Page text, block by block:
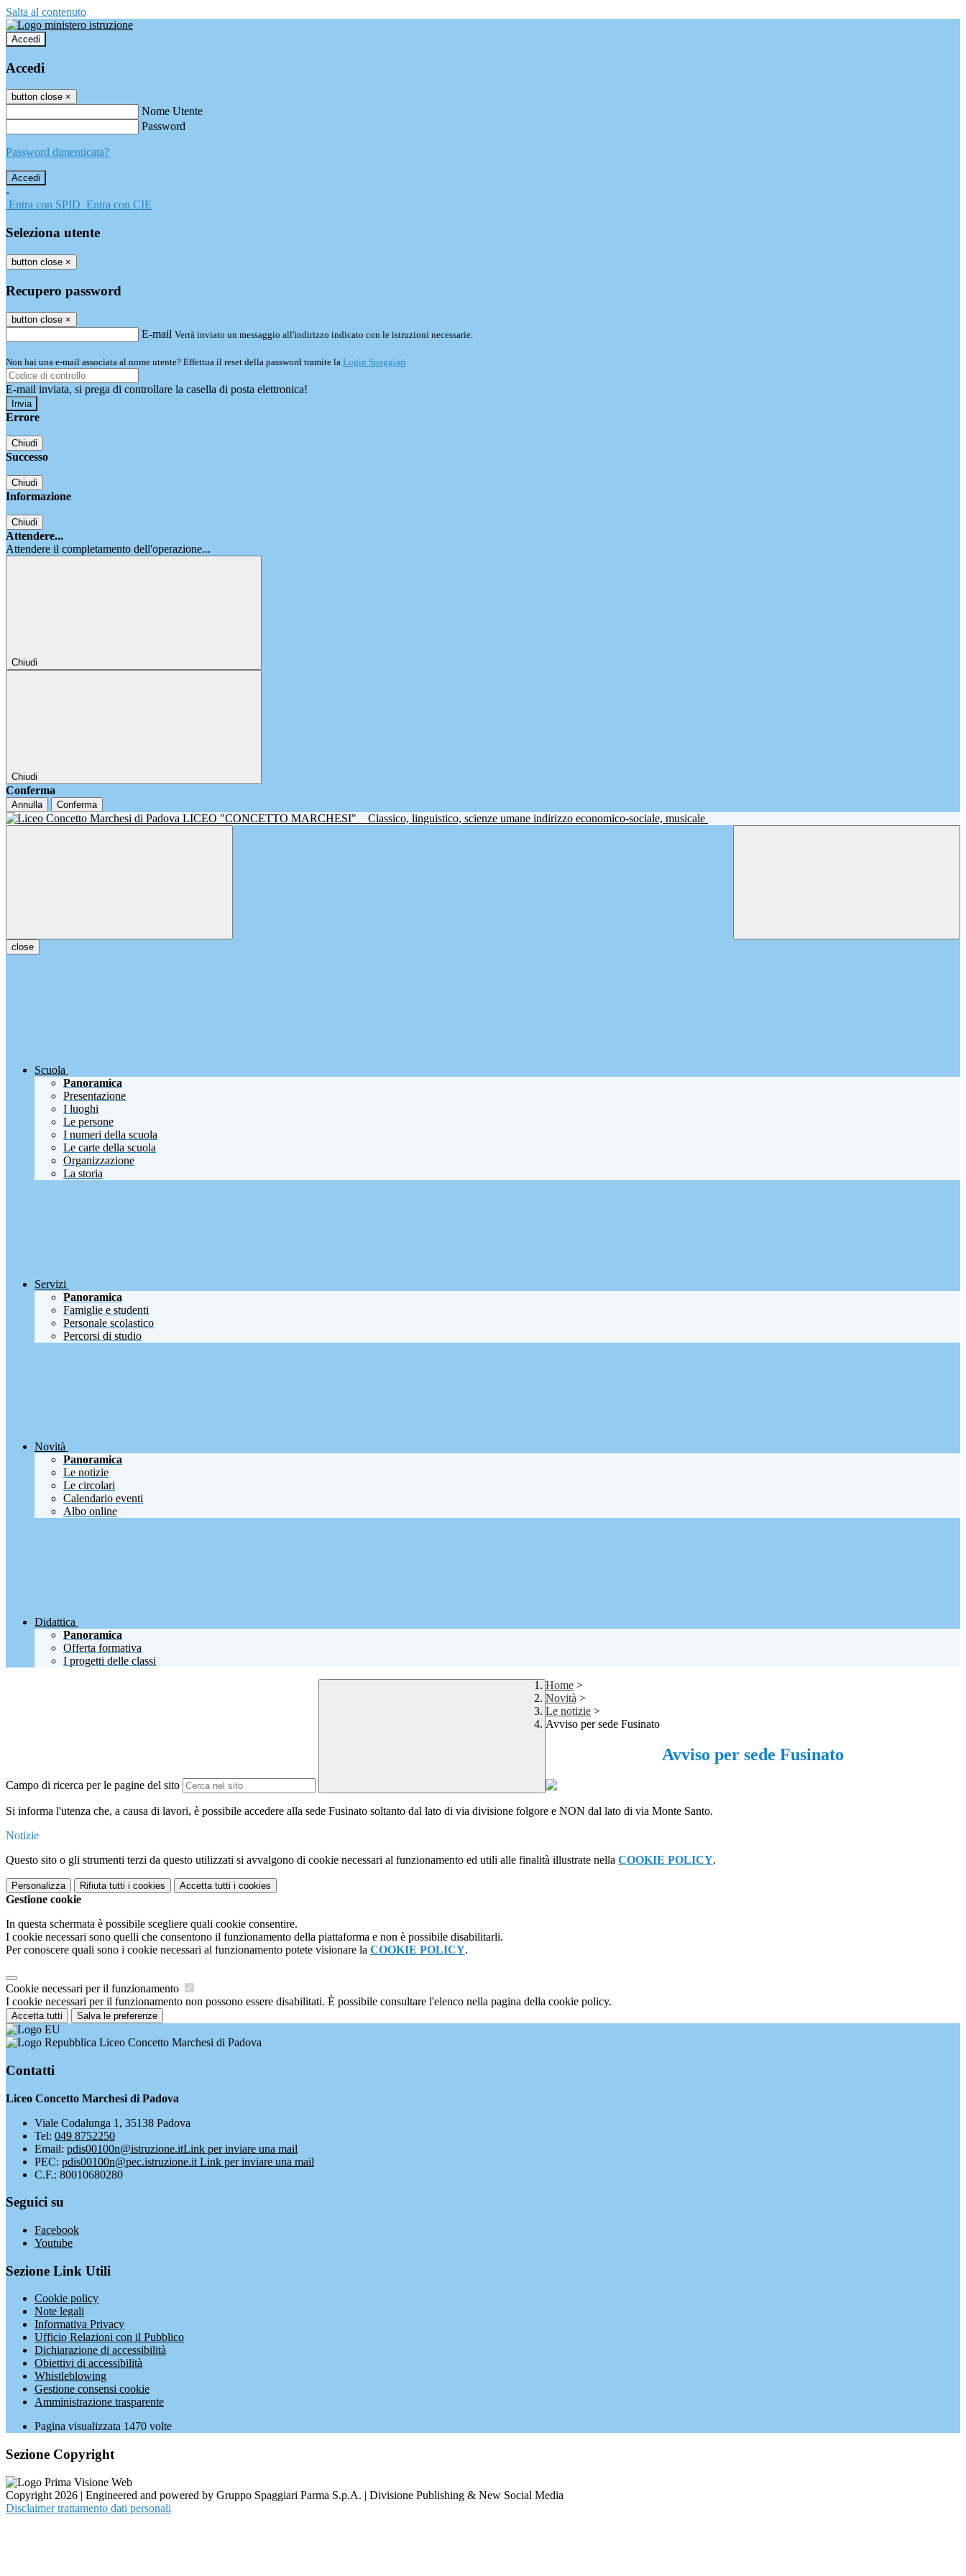
Salta al contenuto
Accedi
Accedi
button close ×
Nome Utente
Password
Password dimenticata?
-
Entra con SPID Entra con CIE
Seleziona utente
button close ×
Recupero password
button close ×
E-mail Verrà inviato un messaggio all'indirizzo indicato con le istruzioni necessarie.
Non hai una e-mail associata al nome utente? Effettua il reset della password tramite la Login Spaggiari
E-mail inviata, si prega di controllare la casella di posta elettronica!
Errore
Chiudi
Successo
Chiudi
Informazione
Chiudi
Attendere...
Attendere il completamento dell'operazione...
Chiudi
Chiudi
Conferma
Annulla Conferma
LICEO "CONCETTO MARCHESI" Classico, linguistico, scienze umane indirizzo economico-sociale, musicale
close
Scuola
Panoramica
Presentazione
I luoghi
Le persone
I numeri della scuola
Le carte della scuola
Organizzazione
La storia
Servizi
Panoramica
Famiglie e studenti
Personale scolastico
Percorsi di studio
Novità
Panoramica
Le notizie
Le circolari
Calendario eventi
Albo online
Didattica
Panoramica
Offerta formativa
I progetti delle classi
Campo di ricerca per le pagine del sito
Home >
Novità >
Le notizie >
Avviso per sede Fusinato
Avviso per sede Fusinato
Si informa l'utenza che, a causa di lavori, è possibile accedere alla sede Fusinato soltanto dal lato di via divisione folgore e NON dal lato di via Monte Santo.
Notizie
Questo sito o gli strumenti terzi da questo utilizzati si avvalgono di cookie necessari al funzionamento ed utili alle finalità illustrate nella COOKIE POLICY.
Personalizza Rifiuta tutti i cookies Accetta tutti i cookies
Gestione cookie
In questa schermata è possibile scegliere quali cookie consentire.
I cookie necessari sono quelli che consentono il funzionamento della piattaforma e non è possibile disabilitarli.
Per conoscere quali sono i cookie necessari al funzionamento potete visionare la COOKIE POLICY.
Cookie necessari per il funzionamento
I cookie necessari per il funzionamento non possono essere disabilitati. È possibile consultare l'elenco nella pagina della cookie policy.
Accetta tutti Salva le preferenze
Liceo Concetto Marchesi di Padova
Contatti
Liceo Concetto Marchesi di Padova
Viale Codalunga 1, 35138 Padova
Tel: 049 8752250
Email: pdis00100n@istruzione.itLink per inviare una mail
PEC: pdis00100n@pec.istruzione.it Link per inviare una mail
C.F.: 80010680280
Seguici su
Facebook
Youtube
Sezione Link Utili
Cookie policy
Note legali
Informativa Privacy
Ufficio Relazioni con il Pubblico
Dichiarazione di accessibilità
Obiettivi di accessibilità
Whistleblowing
Gestione consensi cookie
Amministrazione trasparente
Pagina visualizzata 1470 volte
Sezione Copyright
Copyright 2026 | Engineered and powered by Gruppo Spaggiari Parma S.p.A. | Divisione Publishing & New Social Media
Disclaimer trattamento dati personali